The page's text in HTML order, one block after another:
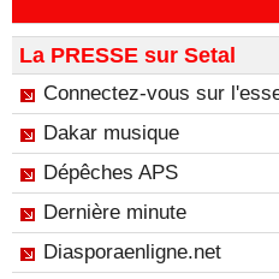
La PRESSE sur Setal
Connectez-vous sur
Dakar musique
Dépêches APS
Dernière minute
Diasporaenligne.net